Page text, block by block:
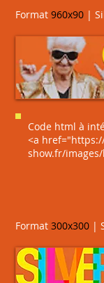
Format 960x90 |
Code html à
<a
show.fr/
Format 300x300 |